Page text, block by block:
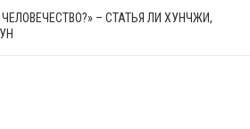
– СТАТЬЯ ЛИ ХУНЧЖИ,